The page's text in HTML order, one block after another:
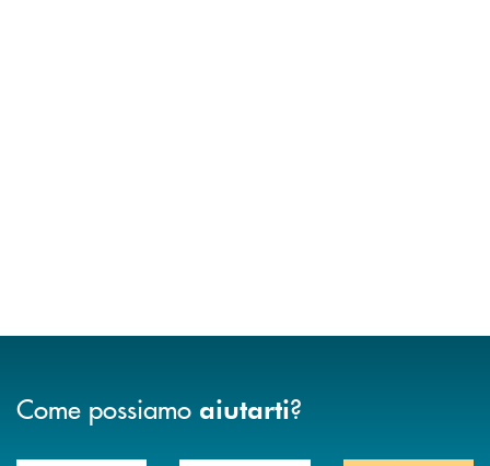
Come possiamo aiutarti?